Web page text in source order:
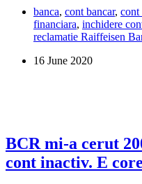
este
reclamata
de
ca
conturile
prin
telefon
banca, cont bancar, cont
financiara, inchidere
reclamatie Raiffeisen
16 June 2020
BCR mi-a cerut
cont inactiv. E